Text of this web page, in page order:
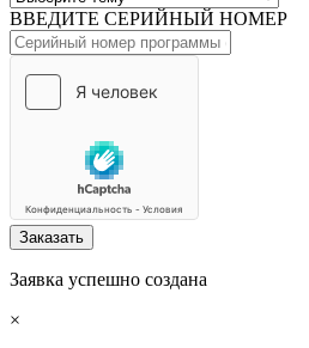
ВВЕДИТЕ СЕРИЙНЫЙ НОМЕР
Заказать
Заявка успешно создана
×